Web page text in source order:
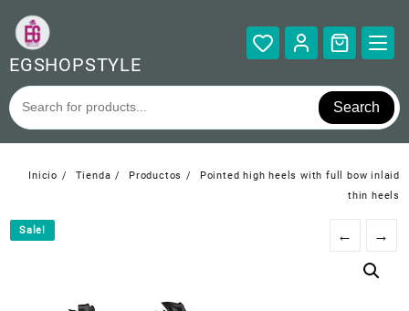
contenido
EGSHOPSTYLE
Search
Inicio Tienda Productos
Pointed high heels with full bow inlaid
thin heels
Sale! ← →
Sale!